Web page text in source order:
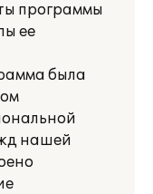
программы
ее
была
нашей